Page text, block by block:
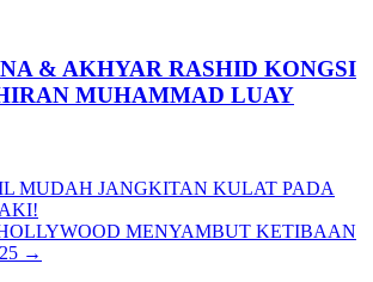
& AKHYAR RASHID KONGSI
MUHAMMAD LUAY
MUDAH JANGKITAN KULAT PADA
MENYAMBUT KETIBAAN
→